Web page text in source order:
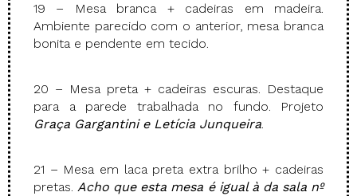
19 – Mesa branca + cadeiras em madeira.
Ambiente parecido com o anterior, mesa branca
bonita e pendente em tecido.
20 – Mesa preta + cadeiras escuras. Destaque
para a parede trabalhada no fundo. Projeto
Graça Gargantini e Letícia Junqueira.
21 – Mesa em laca preta extra brilho + cadeiras
pretas.Acho que esta mesa é igual à da sala nº